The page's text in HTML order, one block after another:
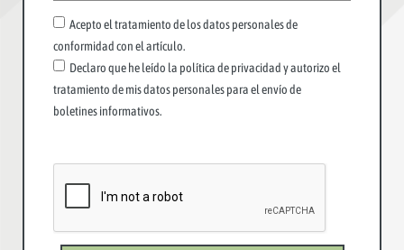
Acepto el tratamiento de los datos personales de
conformidad con el artículo.
Declaro que he leído la política de privacidad y autorizo el
tratamiento de mis datos personales para el envío de
boletines informativos.